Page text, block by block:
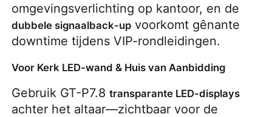
dubbele signaalback-up voorkomt gênante
downtime tijdens VIP-rondleidingen.
Voor Kerk LED-wand & Huis van Aanbidding
Gebruik GT-P7.8 transparante LED-displays
achter het altaar—zichtbaar voor de